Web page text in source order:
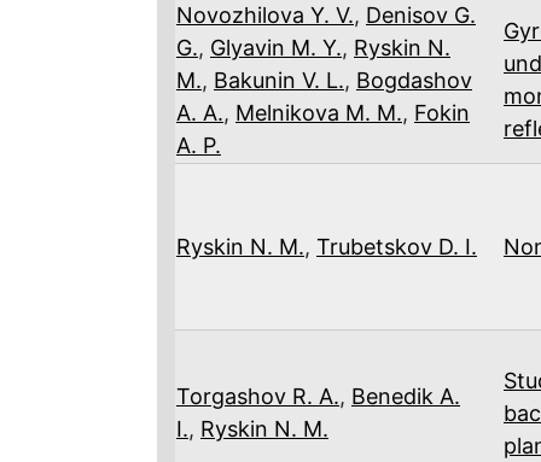
Novozhilova Y. V., Denisov G.
G., Glyavin M. Y., Ryskin N.
M., Bakunin V. L., Bogdashov
A. A., Melnikova M. M., Fokin
A. P.
Ryskin N. M., Trubetskov D. I.
Torgashov R. A., Benedik A.
I., Ryskin N. M.